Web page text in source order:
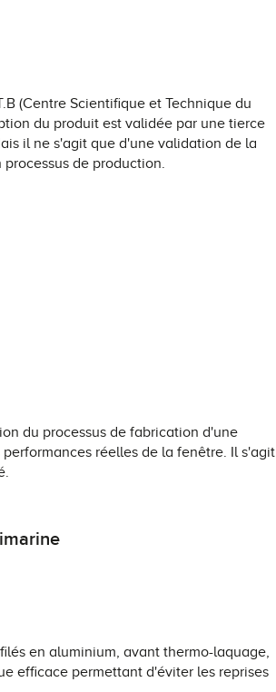
(Centre Scientifique et Technique du
du produit est validée par une tierce
il ne s'agit que d'une validation de la
de production.
du processus de fabrication d'une
réelles de la fenêtre. Il s'agit
en aluminium, avant thermo-laquage,
efficace permettant d'éviter les reprises